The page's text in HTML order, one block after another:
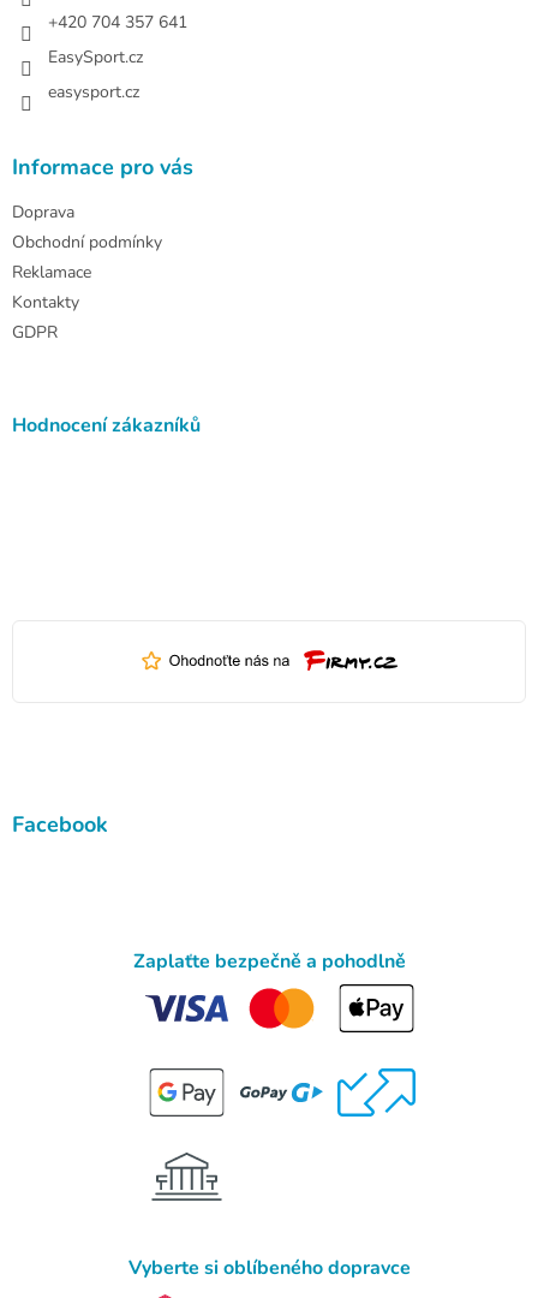
+420 704 357 641
EasySport.cz
easysport.cz
Informace pro vás
Doprava
Obchodní podmínky
Reklamace
Kontakty
GDPR
Hodnocení zákazníků
Facebook
Zaplaťte bezpečně a pohodlně
Vyberte si oblíbeného dopravce